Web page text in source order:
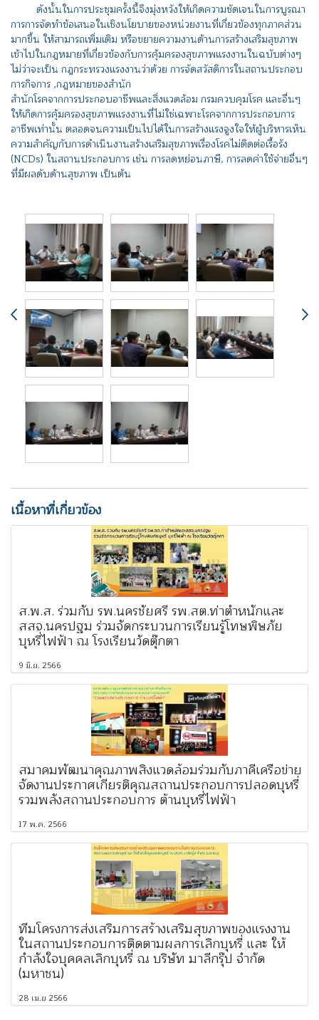
ดังนั้นในการประชุมครั้งนี้จึงมุ่งหวังให้เกิดความชัดเจนในการบูรณา
การการจัดทำข้อเสนอในเชิงนโยบายของหน่วยงานที่เกี่ยวข้องทุกภาคส่วน
มากขึ้น ให้สามารถเพิ่มเติม หรือขยายความงานด้านการสร้างเสริมสุขภาพ
เข้าไปในกฎหมายที่เกี่ยวข้องกับการคุ้มครองสุขภาพแรงงานในฉบับต่างๆ
ไม่ว่าจะเป็น กฎกระทรวงแรงงานว่าด้วย การจัดสวัสดิการในสถานประกอบ
การกิจการ ,กฎหมายของสำนัก
สำนักโรคจากการประกอบอาชีพและสิ่งแวดล้อม กรมควบคุมโรค และอื่นๆ
ให้เกิดการคุ้มครองสุขภาพแรงงานที่ไม่ใช่เฉพาะโรคจากการประกอบการ
อาชีพเท่านั้น ตลอดจนความเป็นไปได้ในการสร้างแรงจูงใจให้ผู้บริหารเห็น
ความสำคัญกับการดำเนินงานสร้างเสริมสุขภาพเรื่องโรคไม่ติดต่อเรื้อรัง
(NCDs) ในสถานประกอบการ เช่น การลดหย่อนภาษี, การลดค่าใช้จ่ายอื่นๆ
ที่มีผลดับด้านสุขภาพ เป็นต้น
เนื้อหาที่เกี่ยวข้อง
ส.พ.ส. ร่วมกับ รพ.นครชัยศรี รพ.สต.ท่าตำหนักและ
สสจ.นครปฐม ร่วมจัดกระบวนการเรียนรู้โทษพิษภัย
บุหรี่ไฟฟ้า ณ โรงเรียนวัดตุ๊กตา
9 มิ.ย. 2566
สมาคมพัฒนาคุณภาพสิ่งแวดล้อมร่วมกับภาคีเครือข่าย
จัดงานประกาศเกียรติคุณสถานประกอบการปลอดบุหรี่
รวมพลังสถานประกอบการ ต้านบุหรี่ไฟฟ้า
17 พ.ค. 2566
ทีมโครงการส่งเสริมการสร้างเสริมสุขภาพของแรงงาน
ในสถานประกอบการติดตามผลการเลิกบุหรี่ และ ให้
กำลังใจบุคคลเลิกบุหรี่ ณ บริษัท มาลีกรุ๊ป จำกัด
(มหาชน)
28 เม.ย 2566